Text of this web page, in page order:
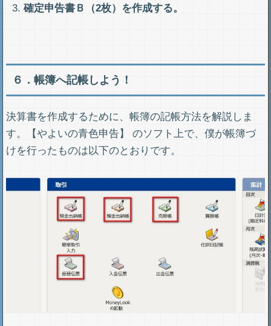
確定申告書Ｂ（2枚）を作成する。
６．帳簿へ記帳しよう！
決算書を作成するために、帳簿の記帳方法を解説しま
す。【やよいの青色申告】 のソフト上で、僕が帳簿づ
けを行ったものは以下のとおりです。